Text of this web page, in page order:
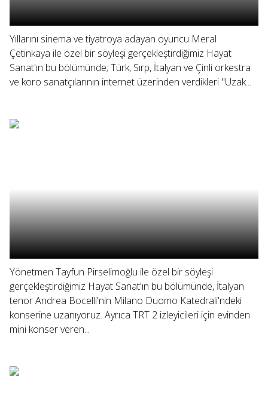
Yıllarını sinema ve tiyatroya adayan oyuncu Meral
Çetinkaya ile özel bir söyleşi gerçekleştirdiğimiz Hayat
Sanat'ın bu bölümünde; Türk, Sırp, İtalyan ve Çinli orkestra
ve koro sanatçılarının internet üzerinden verdikleri "Uzak...
Yönetmen Tayfun Pirselimoğlu ile özel bir söyleşi
gerçekleştirdiğimiz Hayat Sanat'ın bu bölümünde, İtalyan
tenor Andrea Bocelli'nin Milano Duomo Katedrali'ndeki
konserine uzanıyoruz. Ayrıca TRT 2 izleyicileri için evinden
mini konser veren...